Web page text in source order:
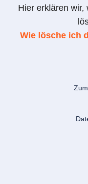
Hier erklären wir,
Wie lösche ich